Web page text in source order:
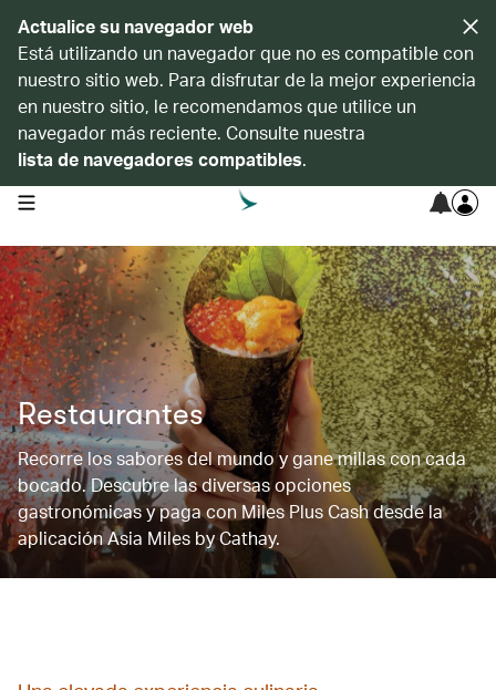
Actualice su navegador web
Está utilizando un navegador que no es compatible con
nuestro sitio web. Para disfrutar de la mejor experiencia
en nuestro sitio, le recomendamos que utilice un
navegador más reciente. Consulte nuestra
lista de navegadores compatibles.
open navigation menu
Restaurantes
Recorre los sabores del mundo y gane millas con cada
bocado. Descubre las diversas opciones
gastronómicas y paga con Miles Plus Cash desde la
aplicación Asia Miles by Cathay.